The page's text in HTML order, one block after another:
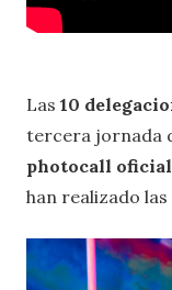
Las 10
tercera jornada
photocall
han realizado las